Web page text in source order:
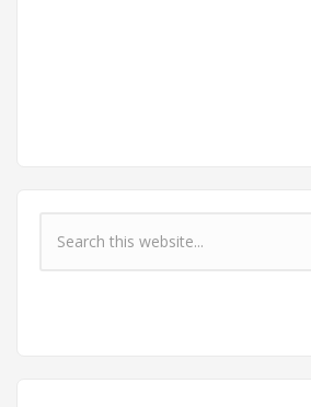
Форма поиска